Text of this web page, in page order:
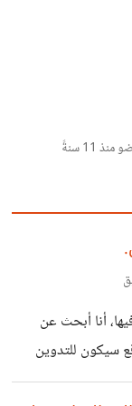
منذ 11 سنةً
أنا أبحث عن
سيكون للتدوين
لاحقاً. أفضل